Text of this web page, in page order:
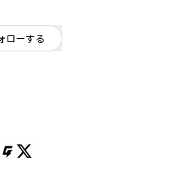
ローする
を巧みに表現。ライブでのパフォーマン